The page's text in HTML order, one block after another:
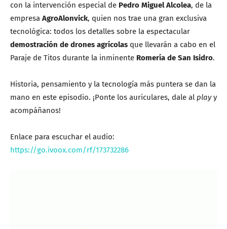
con la intervención especial de Pedro Miguel Alcolea, de la
empresa AgroAlonvick, quien nos trae una gran exclusiva
tecnológica: todos los detalles sobre la espectacular
demostración de drones agrícolas que llevarán a cabo en el
Paraje de Titos durante la inminente Romería de San Isidro.
Historia, pensamiento y la tecnología más puntera se dan la
mano en este episodio. ¡Ponte los auriculares, dale al playy
acompáñanos!
Enlace para escuchar el audio:
https://go.ivoox.com/rf/173732286